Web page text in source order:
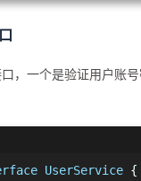
，一个是验证用户账
UserService {